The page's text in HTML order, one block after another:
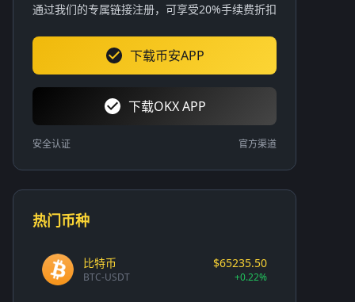
通过我们的专属链接注册，可享受20%手续费折扣
下载币安APP
下载OKX APP
安全认证 官方渠道
热门币种
比特币
BTC-USDT
$65235.50
+0.22%